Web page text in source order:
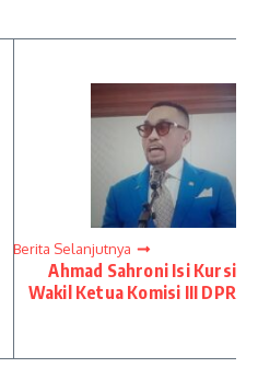
Berita Selanjutnya
Ahmad Sahroni Isi Kursi
Wakil Ketua Komisi III DPR